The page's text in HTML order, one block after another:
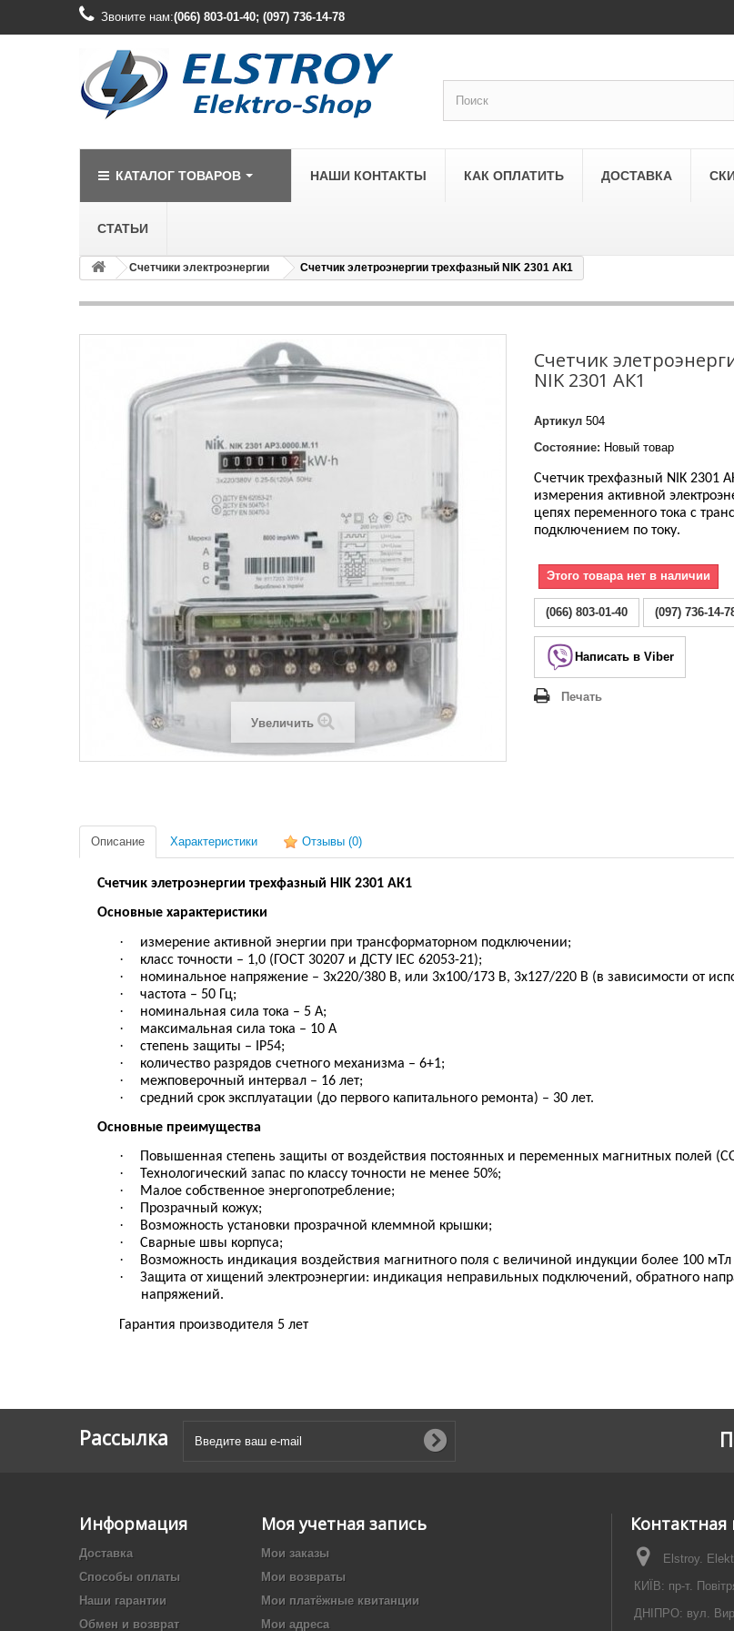
Звоните нам:(066) 803-01-40; (097) 736-14-78
КАТАЛОГ ТОВАРОВ
LEGRAND
Legrand Etika
Legrand Forix
Legrand Valena Life
SCHNEIDER ELECTRIC
LEZARD
Lezard Deriy
НАШИ КОНТАКТЫ КАК ОПЛАТИТЬ ДОСТАВКА
СТАТЬИ
Счетчики электроэнергии Счетчик элетроэнергии трехфазный NIK 2301 АК1
Увеличить
Счетчик
NIK 2301 АК1
Артикул 504
Состояние: Новый товар
Счетчик трехфазный NIK 2301
измерения активной
цепях переменного тока с
подключением по току.
Этого товара нет в наличии
(066) 803-01-40 (097) 736-14-
Написать в Viber
Печать
Описание Характеристики Отзывы (0)
Счетчик элетроэнергии трехфазный НІК 2301 АК1
Основные характеристики
· измерение активной энергии при трансформаторном подключении;
· класс точности – 1,0 (ГОСТ 30207 и ДСТУ IЕC 62053-21);
· номинальное напряжение – 3x220/380 В, или 3x100/173 В, 3x127/220 В (в зависимости от
· частота – 50 Гц;
· номинальная сила тока – 5 А;
· максимальная сила тока – 10 А
· степень защиты – ІР54;
· количество разрядов счетного механизма – 6+1;
· межповерочный интервал – 16 лет;
· средний срок эксплуатации (до первого капитального ремонта) – 30 лет.
Основные преимущества
· Повышенная степень защиты от воздействия постоянных и переменных магнитных полей
· Технологический запас по классу точности не менее 50%;
· Малое собственное энергопотребление;
· Прозрачный кожух;
· Возможность установки прозрачной клеммной крышки;
· Сварные швы корпуса;
· Возможность индикация воздействия магнитного поля с величиной индукции более 100
·
Защита от хищений электроэнергии: индикация неправильных подключений, обратного
напряжений.
Гарантия производителя 5 лет
Рассылка
Информация
Доставка
Способы оплаты
Наши гарантии
Обмен и возврат
Моя учетная запись
Мои заказы
Мои возвраты
Мои платёжные квитанции
Мои адреса
Elstroy.
КИЇВ: пр-т.
ДНІПРО: вул.